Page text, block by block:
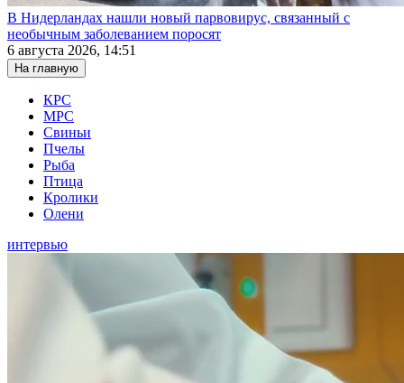
В Нидерландах нашли новый парвовирус, связанный с
необычным заболеванием поросят
6 августа 2026, 14:51
На главную
КРС
МРС
Свиньи
Пчелы
Рыба
Птица
Кролики
Олени
интервью